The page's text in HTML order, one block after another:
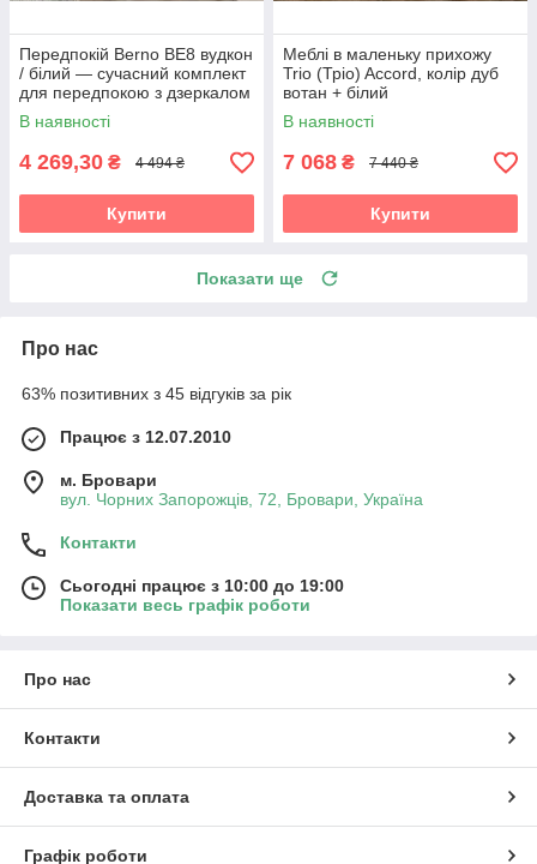
Передпокій Berno BE8 вудкон
/ білий — сучасний комплект
для передпокою з дзеркалом
Accord
В наявності
4 269,30 ₴ 4 494 ₴
Купити
Меблі в маленьку прихожу
Trio (Тріо) Accord, колір дуб
вотан + білий
В наявності
7 068 ₴ 7 440 ₴
Купити
Показати ще
Про нас
63% позитивних з 45 відгуків за рік
Працює з 12.07.2010
м. Бровари
вул. Чорних Запорожців, 72, Бровари, Україна
Контакти
Сьогодні працює з 10:00 до 19:00
Показати весь графік роботи
Про нас
Контакти
Доставка та оплата
Графік роботи